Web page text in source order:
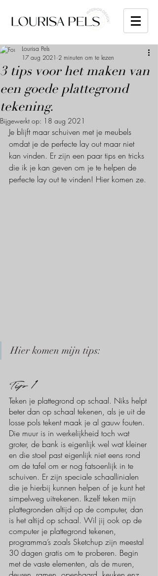
3 tips voor het maken van
een goede plattegrond
tekening.
Lourisa Pels
17 aug 2021 2 minuten om te lezen
Bijgewerkt op: 18 aug 2021
Je blijft maar schuiven met je meubels
omdat je de perfecte lay out maar niet
kan vinden. Er zijn een paar tips en tricks
die ik je kan geven om je te helpen de
perfecte lay out te vinden! Hier komen ze.
Hier komen mijn tips:
Tip 1
Teken je plattegrond op schaal. Niks helpt
beter dan op schaal tekenen, als je uit de
losse pols tekent maak je al gauw fouten.
Die muur is in werkelijkheid toch wat
groter, de bank is eigenlijk wel wat kleiner
en die stoel past eigenlijk niet eens rond
om de tafel om er nog fatsoenlijk in te
schuiven. Er zijn speciale schaallinialen
die je hierbij kunnen helpen of je kunt het
simpelweg uitrekenen. Ikzelf teken mijn
plattegronden altijd op de computer, dan
is het altijd op schaal. Wil jij ook op de
computer je plattegrond tekenen,
programma’s zoals Sketchup zijn meestal
30 dagen gratis om te proberen. Begin
met de vaste elementen, als de muren,